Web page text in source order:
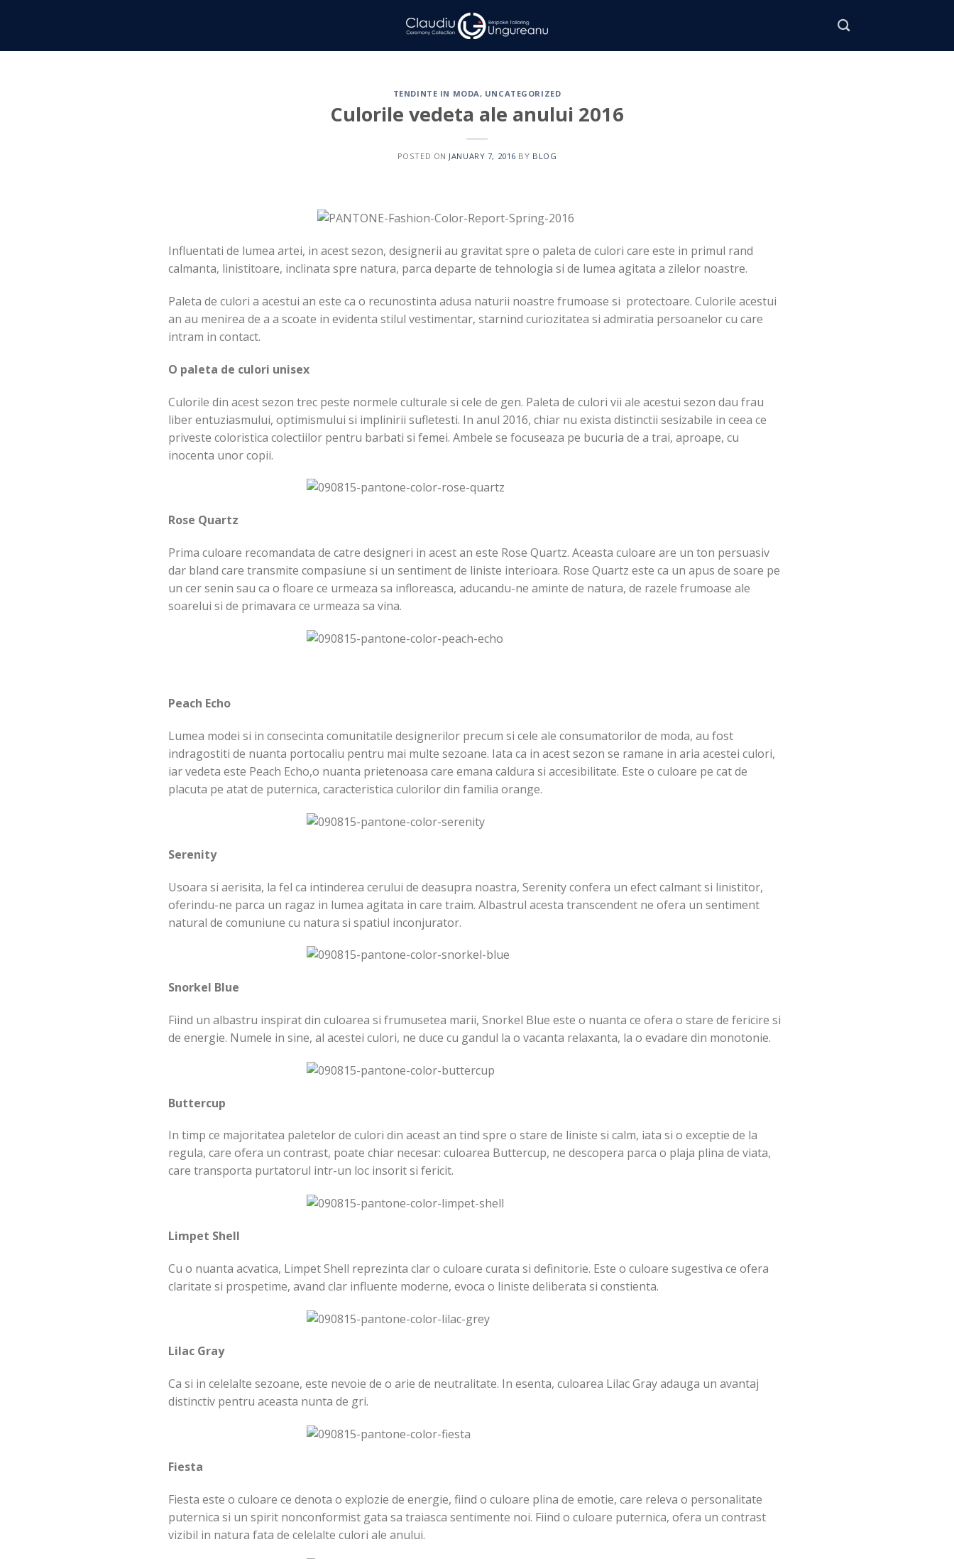
TENDINTE IN MODA, UNCATEGORIZED
Culorile vedeta ale anului 2016
POSTED ON JANUARY 7, 2016 BY BLOG
Influentati de lumea artei, in acest sezon, designerii au gravitat spre o paleta de culori care este in primul rand
calmanta, linistitoare, inclinata spre natura, parca departe de tehnologia si de lumea agitata a zilelor noastre.
Paleta de culori a acestui an este ca o recunostinta adusa naturii noastre frumoase si protectoare. Culorile acestui
an au menirea de a a scoate in evidenta stilul vestimentar, starnind curiozitatea si admiratia persoanelor cu care
intram in contact.
O paleta de culori unisex
Culorile din acest sezon trec peste normele culturale si cele de gen. Paleta de culori vii ale acestui sezon dau frau
liber entuziasmului, optimismului si implinirii sufletesti. In anul 2016, chiar nu exista distinctii sesizabile in ceea ce
priveste coloristica colectiilor pentru barbati si femei. Ambele se focuseaza pe bucuria de a trai, aproape, cu
inocenta unor copii.
Rose Quartz
Prima culoare recomandata de catre designeri in acest an este Rose Quartz. Aceasta culoare are un ton persuasiv
dar bland care transmite compasiune si un sentiment de liniste interioara. Rose Quartz este ca un apus de soare pe
un cer senin sau ca o floare ce urmeaza sa infloreasca, aducandu-ne aminte de natura, de razele frumoase ale
soarelui si de primavara ce urmeaza sa vina.
Peach Echo
Lumea modei si in consecinta comunitatile designerilor precum si cele ale consumatorilor de moda, au fost
indragostiti de nuanta portocaliu pentru mai multe sezoane. Iata ca in acest sezon se ramane in aria acestei culori,
iar vedeta este Peach Echo,o nuanta prietenoasa care emana caldura si accesibilitate. Este o culoare pe cat de
placuta pe atat de puternica, caracteristica culorilor din familia orange.
Serenity
Usoara si aerisita, la fel ca intinderea cerului de deasupra noastra, Serenity confera un efect calmant si linistitor,
oferindu-ne parca un ragaz in lumea agitata in care traim. Albastrul acesta transcendent ne ofera un sentiment
natural de comuniune cu natura si spatiul inconjurator.
Snorkel Blue
Fiind un albastru inspirat din culoarea si frumusetea marii, Snorkel Blue este o nuanta ce ofera o stare de fericire si
de energie. Numele in sine, al acestei culori, ne duce cu gandul la o vacanta relaxanta, la o evadare din monotonie.
Buttercup
In timp ce majoritatea paletelor de culori din aceast an tind spre o stare de liniste si calm, iata si o exceptie de la
regula, care ofera un contrast, poate chiar necesar: culoarea Buttercup, ne descopera parca o plaja plina de viata,
care transporta purtatorul intr-un loc insorit si fericit.
Limpet Shell
Cu o nuanta acvatica, Limpet Shell reprezinta clar o culoare curata si definitorie. Este o culoare sugestiva ce ofera
claritate si prospetime, avand clar influente moderne, evoca o liniste deliberata si constienta.
Lilac Gray
Ca si in celelalte sezoane, este nevoie de o arie de neutralitate. In esenta, culoarea Lilac Gray adauga un avantaj
distinctiv pentru aceasta nunta de gri.
Fiesta
Fiesta este o culoare ce denota o explozie de energie, fiind o culoare plina de emotie, care releva o personalitate
puternica si un spirit nonconformist gata sa traiasca sentimente noi. Fiind o culoare puternica, ofera un contrast
vizibil in natura fata de celelalte culori ale anului.